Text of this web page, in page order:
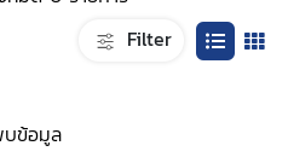
Filter
บข้อมูล